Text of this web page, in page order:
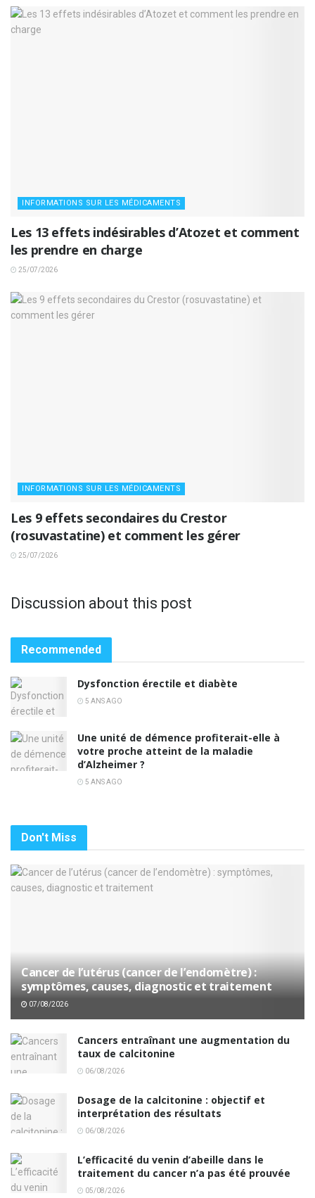
INFORMATIONS SUR LES MÉDICAMENTS
Les 13 effets indésirables d’Atozet et comment
les prendre en charge
25/07/2026
INFORMATIONS SUR LES MÉDICAMENTS
Les 9 effets secondaires du Crestor
(rosuvastatine) et comment les gérer
25/07/2026
Discussion about this post
Recommended
Dysfonction érectile et diabète
5 ANS AGO
Une unité de démence profiterait-elle à
votre proche atteint de la maladie
d’Alzheimer ?
5 ANS AGO
Don't Miss
Cancer de l’utérus (cancer de l’endomètre) :
symptômes, causes, diagnostic et traitement
07/08/2026
Cancers entraînant une augmentation du
taux de calcitonine
06/08/2026
Dosage de la calcitonine : objectif et
interprétation des résultats
06/08/2026
L’efficacité du venin d’abeille dans le
traitement du cancer n’a pas été prouvée
05/08/2026